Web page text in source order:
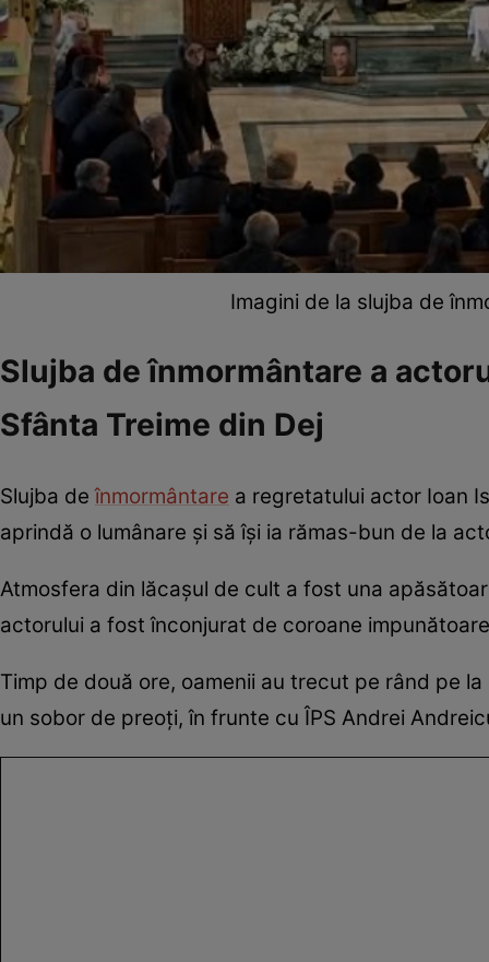
Imagini de la slujba de
Slujba de înmormântare a
Sfânta Treime din Dej
Slujba deînmormântare a regretatului actor Ioan
aprindă o lumânare și să își ia rămas-bun de la
Atmosfera din lăcașul de cult a fost una
actorului a fost înconjurat de coroane
Timp de două ore, oamenii au trecut pe rând pe
un sobor de preoți, în frunte cu ÎPS Andrei